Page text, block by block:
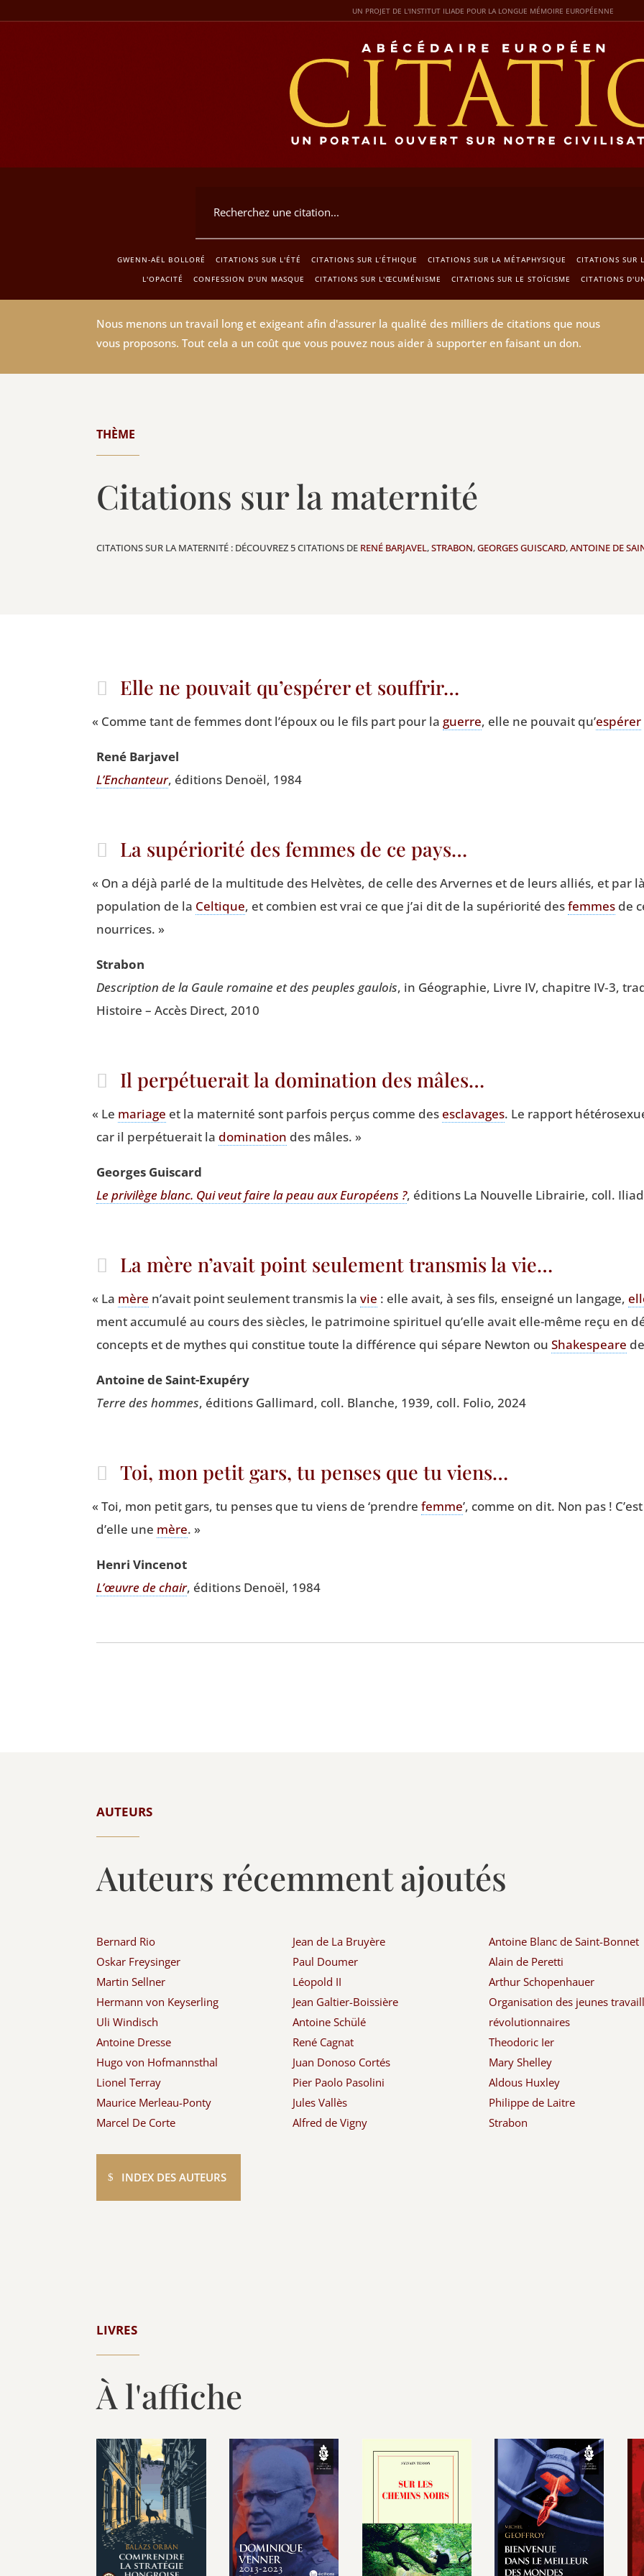
UN PROJET DE L'INSTITUT ILIADE POUR LA LONGUE MÉMOIRE EUROPÉENNE
GWENN-AËL BOLLORÉ CITATIONS SUR L'ÉTÉ CITATIONS SUR L’ÉTHIQUE CITATIONS SUR LA MÉTAPHYSIQUE CITATIONS SUR
L'OPACITÉ
CONFESSION D'UN MASQUE CITATIONS SUR L'ŒCUMÉNISME CITATIONS SUR LE STOÏCISME CITATIONS
Nous menons un travail long et exigeant afin d'assurer la qualité des milliers de citations que nous
vous proposons. Tout cela a un coût que vous pouvez nous aider à supporter en faisant un don.
THÈME
Citations sur la maternité
CITATIONS SUR LA MATERNITÉ : DÉCOUVREZ 5 CITATIONS DE RENÉ BARJAVEL,STRABON,GEORGES GUISCARD,ANTOINE DE
Elle ne pouvait qu’espérer et souffrir…
« Comme tant de femmes dont l’é­poux ou le fils part pour la guerre, elle ne pou­vait qu’espé­rer
René Bar­ja­vel
L’En­chan­teur, édi­tions Denoël, 1984
La supériorité des femmes de ce pays…
« On a déjà par­lé de la mul­ti­tude des Hel­vètes, de celle des Arvernes et de leurs alliés, et par
popu­la­tion de la Cel­tique, et com­bien est vrai ce que j’ai dit de la supé­rio­ri­té desfemmes de
nourrices. »
Stra­bon
Des­crip­tion de la Gaule romaine et des peuples gau­lois, in Géo­gra­phie, Livre IV, cha­pitre IV‑3,
His­toire – Accès Direct, 2010
Il perpétuerait la domination des mâles…
« Le mariage et la mater­ni­té sont par­fois per­çus comme des escla­vages. Le rap­port
car il per­pé­tue­rait la domi­na­tion des mâles. »
Georges Guis­card
Le pri­vi­lège blanc. Qui veut faire la peau aux Euro­péens ?, édi­tions La Nou­velle Librai­rie, coll.
La mère n’avait point seulement transmis la vie…
« La mère n’avait point seule­ment trans­mis la vie : elle avait, à ses fils, ensei­gné un lan­gage,
ment accu­mu­lé au cours des siècles, le patri­moine spi­ri­tuel qu’elle avait elle-même reçu en
concepts et de mythes qui consti­tue toute la dif­fé­rence qui sépare New­ton ouSha­kes­peare
Antoine de Saint-Exupéry
Terre des hommes, édi­tions Gal­li­mard, coll. Blanche, 1939, coll. Folio, 2024
Toi, mon petit gars, tu penses que tu viens…
« Toi, mon petit gars, tu penses que tu viens de ‘prendre femme’, comme on dit. Non pas !
d’elle une mère. »
Hen­ri Vincenot
L’œuvre de chair, édi­tions Denoël, 1984
AUTEURS
Auteurs récemment ajoutés
Bernard Rio
Oskar Freysinger
Martin Sellner
Hermann von Keyserling
Uli Windisch
Antoine Dresse
Hugo von Hofmannsthal
Lionel Terray
Maurice Merleau-Ponty
Marcel De Corte
Jean de La Bruyère
Paul Doumer
Léopold II
Jean Galtier-Boissière
Antoine Schülé
René Cagnat
Juan Donoso Cortés
Pier Paolo Pasolini
Jules Vallès
Alfred de Vigny
Antoine Blanc de Saint-Bonnet
Alain de Peretti
Arthur Schopenhauer
Organisation des jeunes
révolutionnaires
Theodoric Ier
Mary Shelley
Aldous Huxley
Philippe de Laitre
Strabon
INDEX DES AUTEURS
LIVRES
À l'affiche